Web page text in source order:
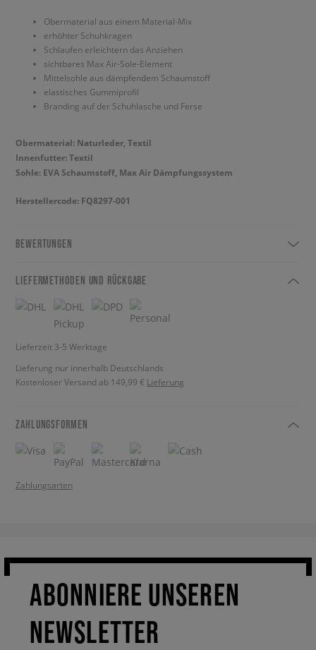
Obermaterial aus einem Material-Mix
erhöhter Schuhkragen
Schlaufen erleichtern das Anziehen
sichtbares Max Air-Sole-Element
Mittelsohle aus dämpfendem Schaumstoff
elastisches Gummiprofil
Branding auf der Schuhlasche und Ferse
Obermaterial: Naturleder, Textil
Innenfutter: Textil
Sohle: EVA Schaumstoff, Max Air Dämpfungssystem
Herstellercode: FQ8297-001
BEWERTUNGEN
LIEFERMETHODEN UND RÜCKGABE
Lieferzeit 3-5 Werktage
Lieferung nur innerhalb Deutschlands
Kostenloser Versand ab 149,99 € Lieferung
ZAHLUNGSFORMEN
Zahlungsarten
ABONNIERE UNSEREN
NEWSLETTER